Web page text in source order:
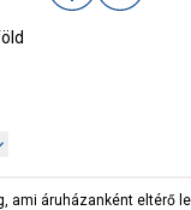
ami áruházanként eltérő